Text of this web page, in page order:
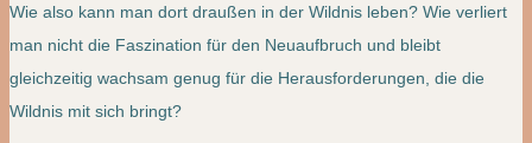
Wie also kann man dort draußen in der Wildnis leben? Wie verliert
man nicht die Faszination für den Neuaufbruch und bleibt
gleichzeitig wachsam genug für die Herausforderungen, die die
Wildnis mit sich bringt?